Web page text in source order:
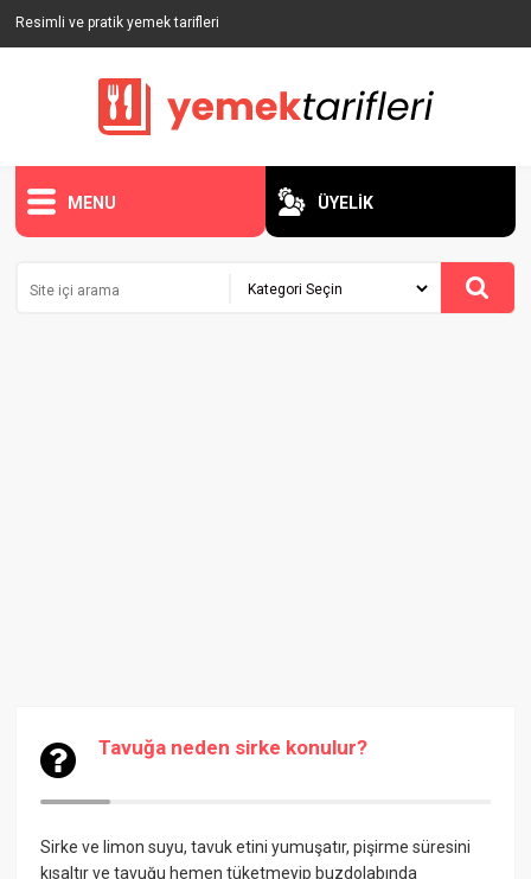
Resimli ve pratik yemek tarifleri
MENU ÜYELİK
Tavuğa neden sirke konulur?
Sirke ve limon suyu, tavuk etini yumuşatır, pişirme süresini
kısaltır ve tavuğu hemen tüketmeyip buzdolabında